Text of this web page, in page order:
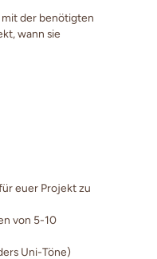
mit der benötigten
wann sie
euer Projekt zu
von 5-10
Uni-Töne)